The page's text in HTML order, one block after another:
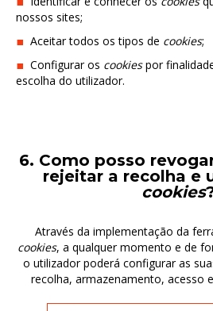
nossos sites;
Aceitar todos os tipos de cookies;
Configurar os cookiespor
escolha do utilizador.
6. Como posso
rejeitar a recolha e
cookies
Através da implementação da
cookies, a qualquer momento e de
o utilizador poderá configurar as
recolha, armazenamento, acesso